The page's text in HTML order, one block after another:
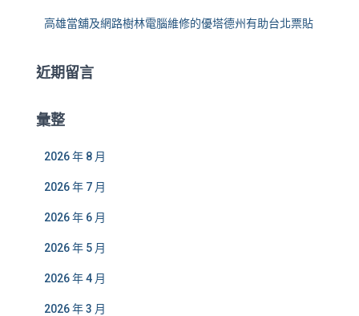
高雄當舖及網路樹林電腦維修的優塔德州有助台北票貼
近期留言
彙整
2026 年 8 月
2026 年 7 月
2026 年 6 月
2026 年 5 月
2026 年 4 月
2026 年 3 月